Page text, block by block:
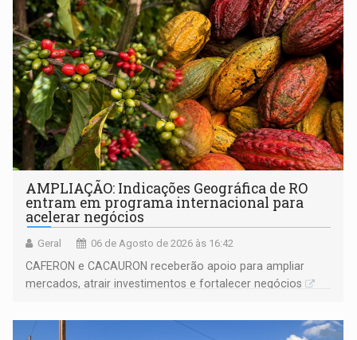
AMPLIAÇÃO: Indicações Geográfica de RO
entram em programa internacional para
acelerar negócios
Geral 06 de Agosto de 2026 às 16:42
CAFERON e CACAURON receberão apoio para ampliar
mercados, atrair investimentos e fortalecer negócios